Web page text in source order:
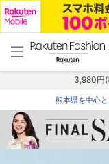
menu home
トップ
3,980円(
熊本県を中心